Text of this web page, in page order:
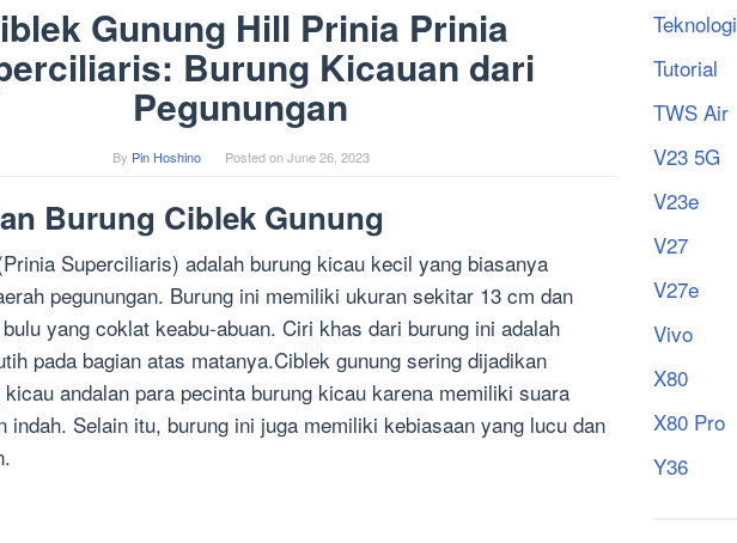
Gunung Hill Prinia Prinia
Burung Kicauan dari
Pegunungan
By Pin Hoshino Posted onJune 26, 2023
Burung Ciblek Gunung
Superciliaris) adalah burung kicau kecil yang biasanya
pegunungan. Burung ini memiliki ukuran sekitar 13 cm dan
yang coklat keabu-abuan. Ciri khas dari burung ini adalah
pada bagian atas matanya.Ciblek gunung sering dijadikan
andalan para pecinta burung kicau karena memiliki suara
indah. Selain itu, burung ini juga memiliki kebiasaan yang lucu dan
Teknologi
Tutorial
TWS Air
V23 5G
V23e
V27
V27e
Vivo
X80
X80 Pro
Y36